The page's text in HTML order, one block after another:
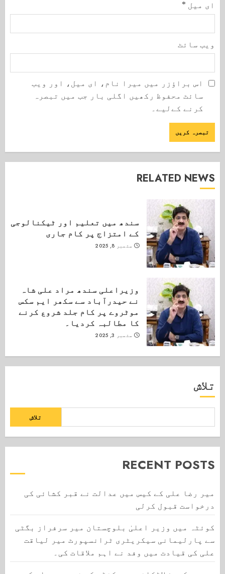
ای میل *
ویب‌ سائٹ
اس براؤزر میں میرا نام، ای میل، اور ویب
سائٹ محفوظ رکھیں اگلی بار جب میں تبصرہ
کرنے کےلیے۔
RELATED NEWS
سندھ میں تعلیم اور ٹیکنالوجی
کے امتزاج پر کام جاری
ستمبر 8, 2025
وزیراعلی سندھ مراد علی شاہ
نے حیدرآباد سے سکھر ایم سکس
موٹروے پر کام جلد شروع کرنے
کا مطالبہ کردیا۔
ستمبر 3, 2025
تلاش
تلاش
RECENT POSTS
میر رضا علی کے کیس میں عدالت نے قبر کشائی کی
درخواست قبول کرلی
کوئٹہ میں وزیر اعلیٰ بلوچستان میر سرفراز بگٹی
سے پارلیمانی سیکریٹری ٹرانسپورٹ میر لیاقت
علی کی قیادت میں وفد نے اہم ملاقات کی۔